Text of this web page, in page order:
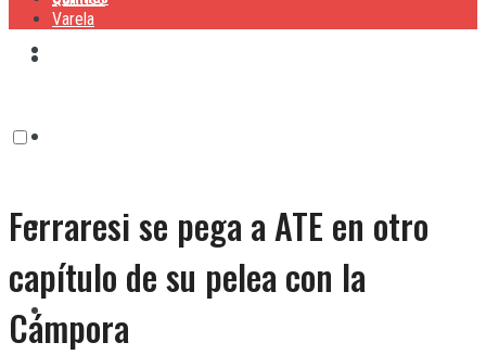
Lanús
Varela
Ferraresi se pega a ATE en otro
capítulo de su pelea con la
Cámpora